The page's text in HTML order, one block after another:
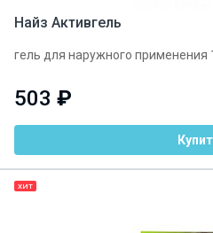
Найз Активгель
гель для наружного применения
503 ₽
ХИТ